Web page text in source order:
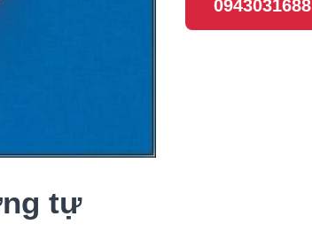
0943031688
tự